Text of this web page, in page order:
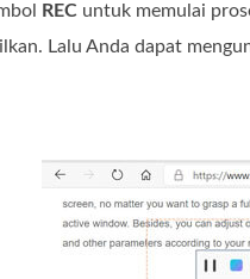
REC untuk memulai
Lalu Anda dapat